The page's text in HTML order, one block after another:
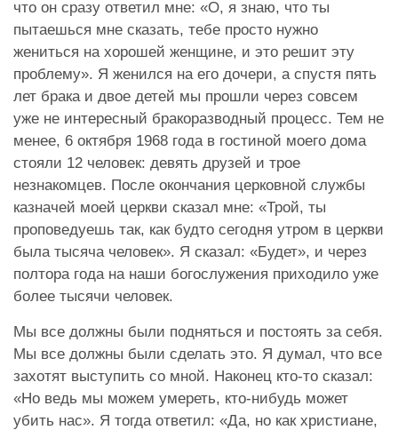
что он сразу ответил мне: «О, я знаю, что ты
пытаешься мне сказать, тебе просто нужно
жениться на хорошей женщине, и это решит эту
проблему». Я женился на его дочери, а спустя пять
лет брака и двое детей мы прошли через совсем
уже не интересный бракоразводный процесс. Тем не
менее, 6 октября 1968 года в гостиной моего дома
стояли 12 человек: девять друзей и трое
незнакомцев. После окончания церковной службы
казначей моей церкви сказал мне: «Трой, ты
проповедуешь так, как будто сегодня утром в церкви
была тысяча человек». Я сказал: «Будет», и через
полтора года на наши богослужения приходило уже
более тысячи человек.
Мы все должны были подняться и постоять за себя.
Мы все должны были сделать это. Я думал, что все
захотят выступить со мной. Наконец кто-то сказал:
«Но ведь мы можем умереть, кто-нибудь может
убить нас». Я тогда ответил: «Да, но как христиане,